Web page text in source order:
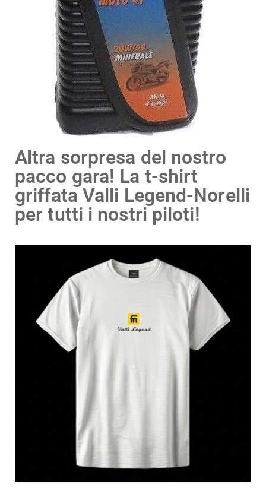
Altra sorpresa del nostro
pacco gara! La t-shirt
griffata Valli Legend-Norelli
per tutti i nostri piloti!